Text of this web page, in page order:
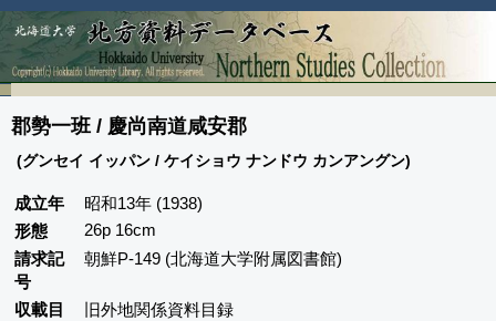
郡勢一班 / 慶尚南道咸安郡
(グンセイ イッパン / ケイショウ ナンドウ カンアングン)
成立年
昭和13年 (1938)
形態
26p 16cm
請求記
号
朝鮮P-149 (北海道大学附属図書館)
収載目
旧外地関係資料目録